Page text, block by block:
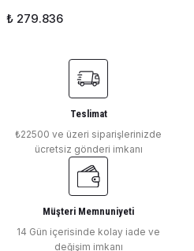
₺ 279.836
Teslimat
₺22500 ve üzeri siparişlerinizde
ücretsiz gönderi imkanı
Müşteri Memnuniyeti
14 Gün içerisinde kolay iade ve
değişim imkanı